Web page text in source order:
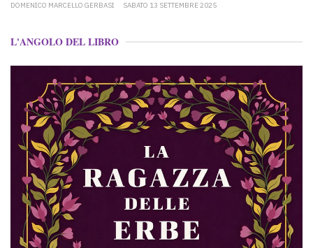
DOMENICO MARCELLO GERBASI SABATO 13 SETTEMBRE 2025
L'ANGOLO DEL LIBRO